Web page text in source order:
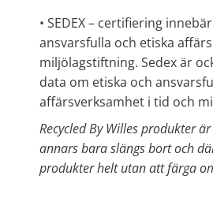
• SEDEX – certifiering
ansvarsfulla och etiska
miljölagstiftning. Sedex är
data om etiska och
affärsverksamhet i tid och
Recycled By Willes produkter
annars bara slängs bort och
produkter helt utan att färga